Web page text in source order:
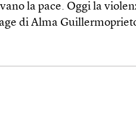
la pace. Oggi la
di Alma